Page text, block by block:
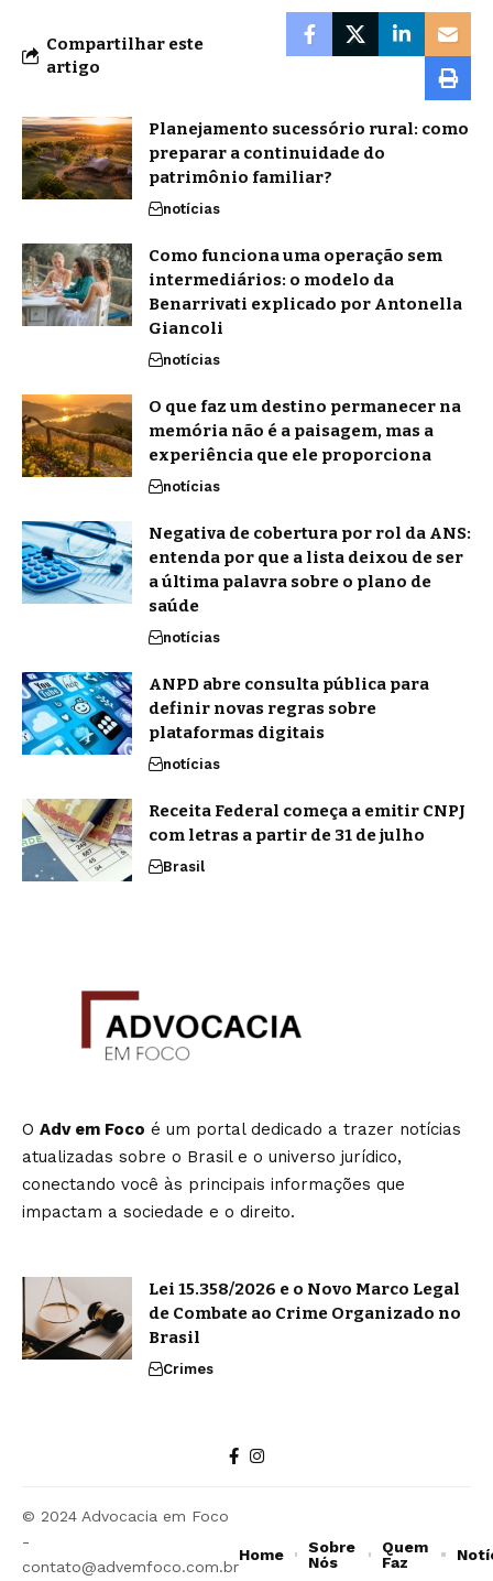
Compartilhar este
artigo
Planejamento sucessório rural: como
preparar a continuidade do
patrimônio familiar?
notícias
Como funciona uma operação sem
intermediários: o modelo da
Benarrivati explicado por Antonella
Giancoli
notícias
O que faz um destino permanecer na
memória não é a paisagem, mas a
experiência que ele proporciona
notícias
Negativa de cobertura por rol da ANS:
entenda por que a lista deixou de ser
a última palavra sobre o plano de
saúde
notícias
ANPD abre consulta pública para
definir novas regras sobre
plataformas digitais
notícias
Receita Federal começa a emitir CNPJ
com letras a partir de 31 de julho
Brasil
O Adv em Foco é um portal dedicado a trazer notícias
atualizadas sobre o Brasil e o universo jurídico,
conectando você às principais informações que
impactam a sociedade e o direito.
Lei 15.358/2026 e o Novo Marco Legal
de Combate ao Crime Organizado no
Brasil
Crimes
© 2024 Advocacia em Foco
-
contato@advemfoco.com.br
Home
Sobre
Nós
Quem
Faz